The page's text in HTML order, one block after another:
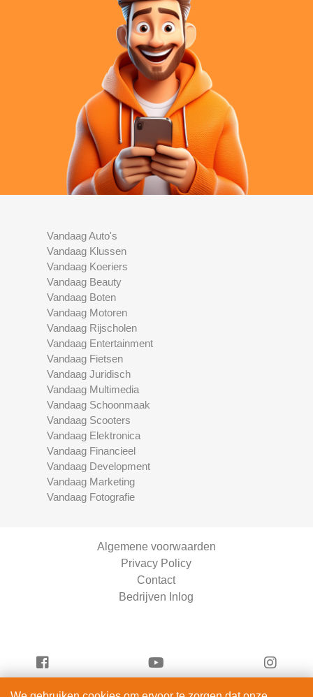
Vandaag Auto's
Vandaag Klussen
Vandaag Koeriers
Vandaag Beauty
Vandaag Boten
Vandaag Motoren
Vandaag Rijscholen
Vandaag Entertainment
Vandaag Fietsen
Vandaag Juridisch
Vandaag Multimedia
Vandaag Schoonmaak
Vandaag Scooters
Vandaag Elektronica
Vandaag Financieel
Vandaag Development
Vandaag Marketing
Vandaag Fotografie
Algemene voorwaarden
Privacy Policy
Contact
Bedrijven Inlog